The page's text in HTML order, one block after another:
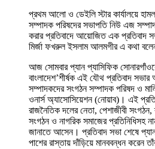
প্রথম আলো ও ডেইলি স্টার কার্যালয়ে
সম্পাদক পরিষদের সভাপতি নিউ এজ
করার প্রতিবাদে আয়োজিত এক প্রতিবাদ
মির্জা ফখরুল ইসলাম আলমগীর এ কথা
আজ সোমবার প্যান প্যাসিফিক
বাংলাদেশ’শীর্ষক এই যৌথ প্রতিবাদ
সম্পাদকদের সংগঠন সম্পাদক পরিষদ ও
ওনার্স অ্যাসোসিয়েশন (নোয়াব)। এই
রাজনৈতিক দলের নেতা, পেশাজীবী সংগঠন,
সংগঠন ও নাগরিক সমাজের প্রতিনিধিসহ
জানাতে আসেন। প্রতিবাদ সভা শেষে
পাশের রাস্তায় দাঁড়িয়ে মানববন্ধন করেন